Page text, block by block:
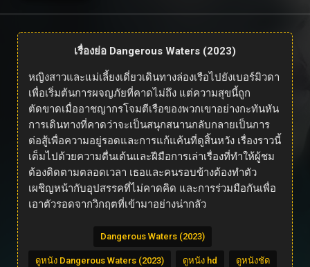
เรื่องย่อ Dangerous Waters (2023)
หญิงสาวและแม่เลี้ยงเดี่ยวเดินทางล่องเรือไปยังเบอร์มิวดา
เพื่อเริ่มต้นการผจญภัยที่คาดไม่ถึง แต่ความสุขนี้ถูก
ตัดขาดเมื่ออาชญากรโจมตีเรือของพวกเขาอย่างกะทันหัน
การเดินทางที่คาดว่าจะเป็นสนุกสนานกลับกลายเป็นการ
ต่อสู้เพื่อความอยู่รอดและการแก้แค้นที่ดูสิ้นหวัง เรื่องราวนี้
เต็มไปด้วยความตื่นเต้นและฝีมือการเล่าเรื่องที่ทำให้ผู้ชม
ต้องติดตามตลอดเวลา เธอและคนรอบข้างต้องทำตัว
เผชิญหน้ากับอุปสรรคที่ไม่คาดคิด และการร่วมมือกันเพื่อ
เอาตัวรอดจากวิกฤตที่เข้ามาอย่างน่ากลัว
Dangerous Waters (2023)
ดูหนัง Dangerous Waters (2023) ดูหนัง hd ดูหนังชัด